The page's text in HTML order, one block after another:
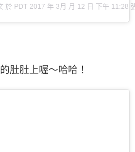
於 PDT 2017 年 3月 月 12 日 下午 11:28
肚肚上喔～哈哈！